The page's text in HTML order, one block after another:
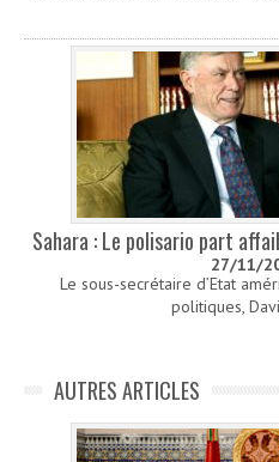
Sahara : Le polisario part
27/11/
Le sous-secrétaire d’Etat
politiques,
AUTRES ARTICLES